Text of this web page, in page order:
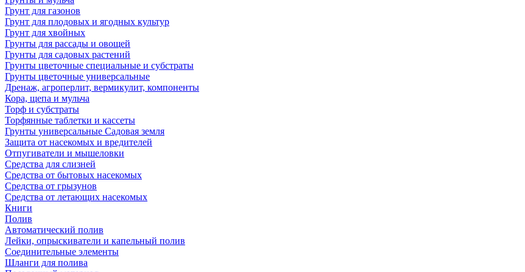
Грунт для газонов
Грунт для плодовых и ягодных культур
Грунт для хвойных
Грунты для рассады и овощей
Грунты для садовых растений
Грунты цветочные специальные и субстраты
Грунты цветочные универсальные
Дренаж, агроперлит, вермикулит, компоненты
Кора, щепа и мульча
Торф и субстраты
Торфянные таблетки и кассеты
Грунты универсальные Садовая земля
Защита от насекомых и вредителей
Отпугиватели и мышеловки
Средства для слизней
Средства от бытовых насекомых
Средства от грызунов
Средства от летающих насекомых
Книги
Полив
Автоматический полив
Лейки, опрыскиватели и капельный полив
Соединительные элементы
Шланги для полива